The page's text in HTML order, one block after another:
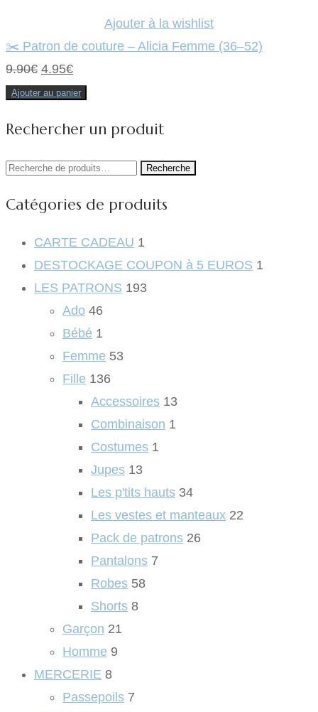
Ajouter à la wishlist
✂️ Patron de couture – Alicia Femme (36–52)
9.90€ Le
prix
était :
9.90€.
4.95€Le
prix
est :
4.95€.
Ajouter au panier
Rechercher un produit
Recherche
Recherche
Catégories de produits
CARTE CADEAU 1
DESTOCKAGE COUPON à 5 EUROS 1
LES PATRONS 193
Ado 46
Bébé 1
Femme 53
Fille 136
Accessoires 13
Combinaison 1
Costumes 1
Jupes 13
Les p'tits hauts 34
Les vestes et manteaux 22
Pack de patrons 26
Pantalons 7
Robes 58
Shorts 8
Garçon 21
Homme 9
MERCERIE 8
Passepoils 7